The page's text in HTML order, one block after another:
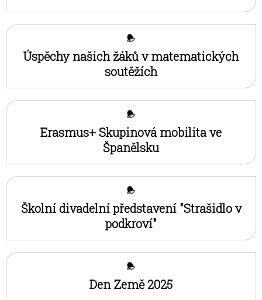
Úspěchy našich žáků v matematických
soutěžích
Erasmus+ Skupinová mobilita ve
Španělsku
Školní divadelní představení "Strašidlo v
podkroví"
Den Země 2025